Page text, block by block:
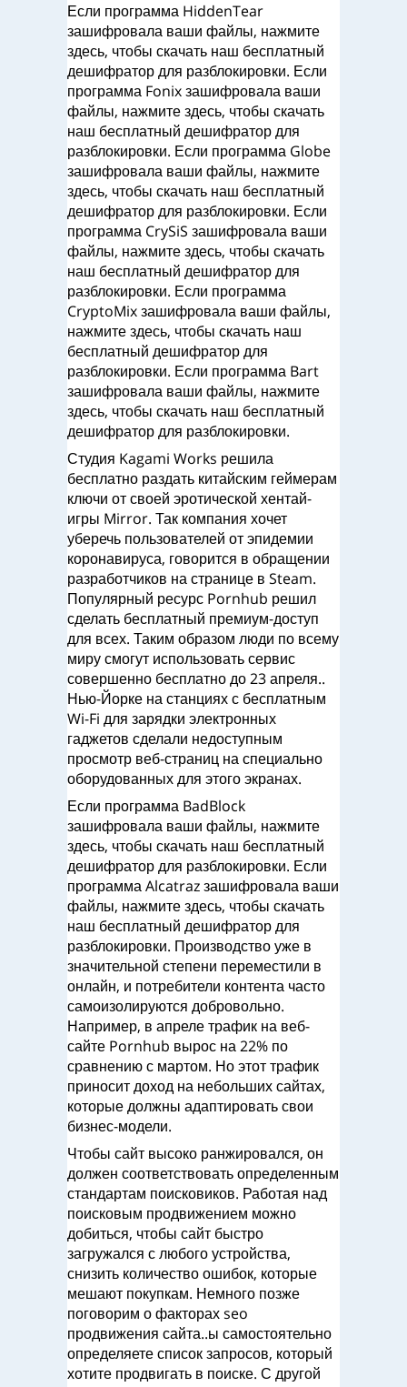
Если программа HiddenTear
зашифровала ваши файлы, нажмите
здесь, чтобы скачать наш бесплатный
дешифратор для разблокировки. Если
программа Fonix зашифровала ваши
файлы, нажмите здесь, чтобы скачать
наш бесплатный дешифратор для
разблокировки. Если программа Globe
зашифровала ваши файлы, нажмите
здесь, чтобы скачать наш бесплатный
дешифратор для разблокировки. Если
программа CrySiS зашифровала ваши
файлы, нажмите здесь, чтобы скачать
наш бесплатный дешифратор для
разблокировки. Если программа
CryptoMix зашифровала ваши файлы,
нажмите здесь, чтобы скачать наш
бесплатный дешифратор для
разблокировки. Если программа Bart
зашифровала ваши файлы, нажмите
здесь, чтобы скачать наш бесплатный
дешифратор для разблокировки.
Студия Kagami Works решила
бесплатно раздать китайским геймерам
ключи от своей эротической хентай-
игры Mirror. Так компания хочет
уберечь пользователей от эпидемии
коронавируса, говорится в обращении
разработчиков на странице в Steam.
Популярный ресурс Pornhub решил
сделать бесплатный премиум-доступ
для всех. Таким образом люди по всему
миру смогут использовать сервис
совершенно бесплатно до 23 апреля..
Нью-Йорке на станциях с бесплатным
Wi-Fi для зарядки электронных
гаджетов сделали недоступным
просмотр веб-страниц на специально
оборудованных для этого экранах.
Если программа BadBlock
зашифровала ваши файлы, нажмите
здесь, чтобы скачать наш бесплатный
дешифратор для разблокировки. Если
программа Alcatraz зашифровала ваши
файлы, нажмите здесь, чтобы скачать
наш бесплатный дешифратор для
разблокировки. Производство уже в
значительной степени переместили в
онлайн, и потребители контента часто
самоизолируются добровольно.
Например, в апреле трафик на веб-
сайте Pornhub вырос на 22% по
сравнению с мартом. Но этот трафик
приносит доход на небольших сайтах,
которые должны адаптировать свои
бизнес-модели.
Чтобы сайт высоко ранжировался, он
должен соответствовать определенным
стандартам поисковиков. Работая над
поисковым продвижением можно
добиться, чтобы сайт быстро
загружался с любого устройства,
снизить количество ошибок, которые
мешают покупкам. Немного позже
поговорим о факторах seo
продвижения сайта..ы самостоятельно
определяете список запросов, который
хотите продвигать в поиске. С другой